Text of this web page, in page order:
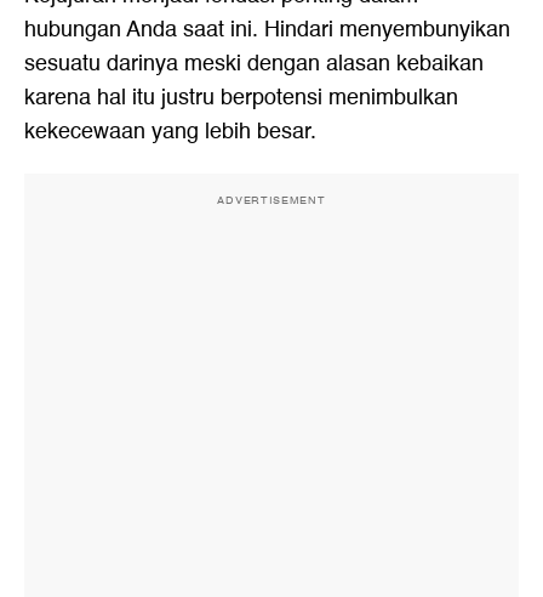
hubungan Anda saat ini. Hindari menyembunyikan
sesuatu darinya meski dengan alasan kebaikan
karena hal itu justru berpotensi menimbulkan
kekecewaan yang lebih besar.
ADVERTISEMENT